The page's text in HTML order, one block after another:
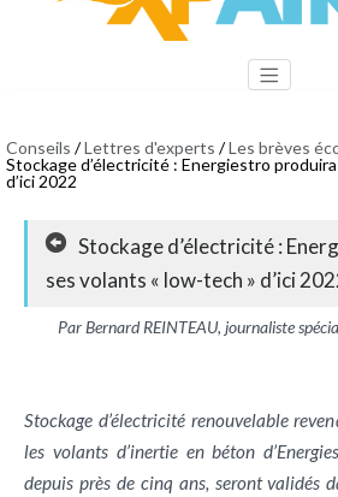
Conseils /Lettres d'experts /Les brèves
Stockage d’électricité : Energiestro
d’ici 2022
Stockage d’électricité :
ses volants « low-tech » d’ici
Par Bernard REINTEAU, journaliste
Stockage d’électricité renouvelable
les volants d’inertie en béton
depuis près de cinq ans, seront validés